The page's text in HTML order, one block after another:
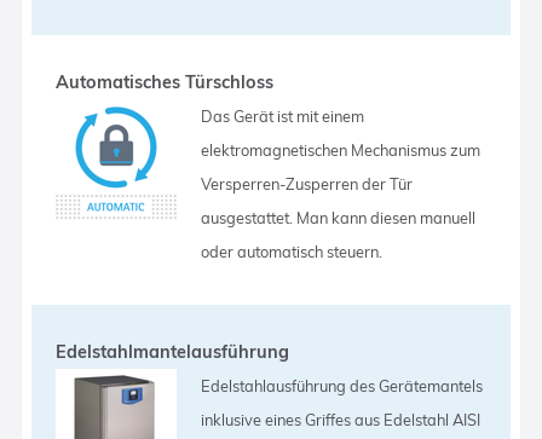
Automatisches Türschloss
Das Gerät ist mit einem
elektromagnetischen Mechanismus zum
Versperren-Zusperren der Tür
ausgestattet. Man kann diesen manuell
oder automatisch steuern.
Edelstahlmantelausführung
Edelstahlausführung des Gerätemantels
inklusive eines Griffes aus Edelstahl AISI